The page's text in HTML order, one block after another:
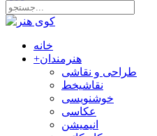
خانه
+هنرمندان
طراحی و نقاشی
نقاشیخط
خوشنویسی
عکاسی
انیمیشن